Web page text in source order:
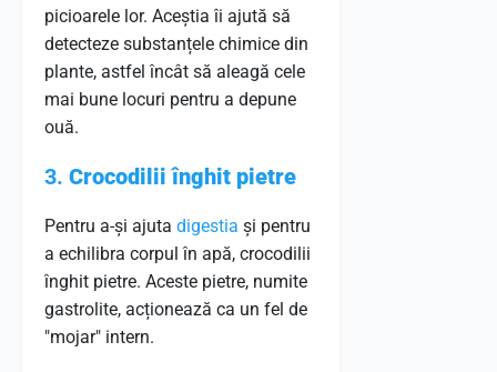
picioarele lor. Aceștia îi ajută să
detecteze substanțele chimice din
plante, astfel încât să aleagă cele
mai bune locuri pentru a depune
ouă.
3. Crocodilii înghit pietre
Pentru a-și ajuta digestia și pentru
a echilibra corpul în apă, crocodilii
înghit pietre. Aceste pietre, numite
gastrolite, acționează ca un fel de
"mojar" intern.